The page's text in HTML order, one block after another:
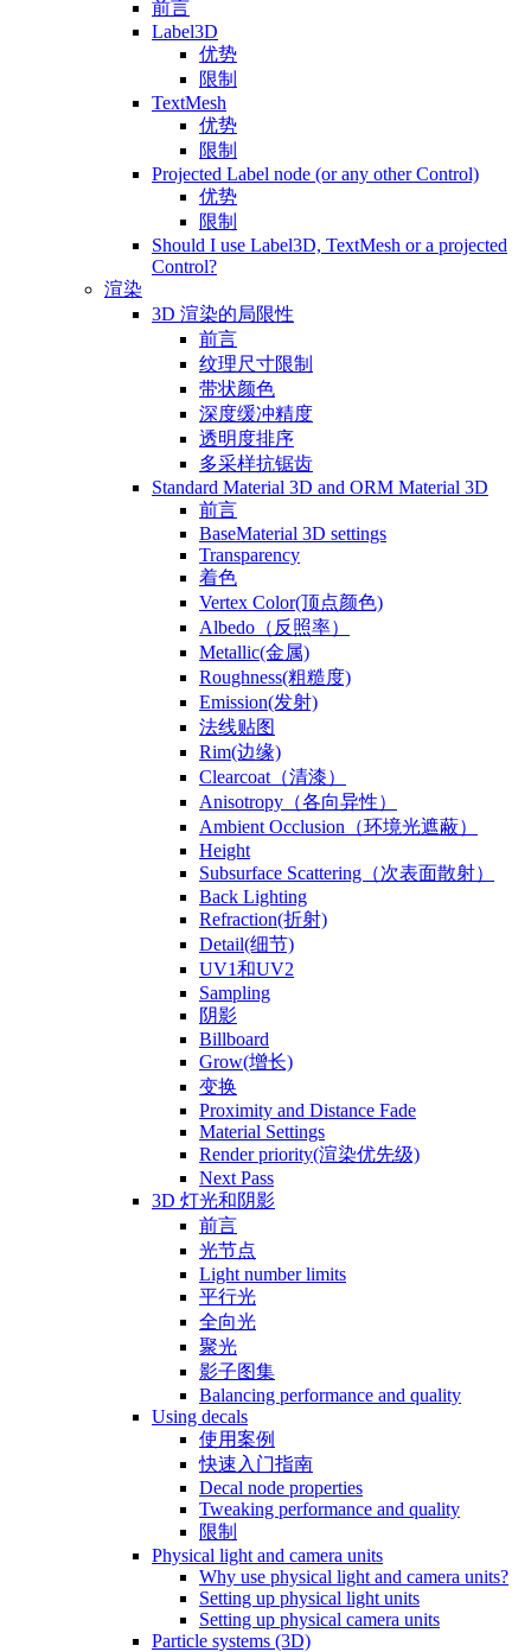
前言
Label3D
优势
限制
TextMesh
优势
限制
Projected Label node (or any other Control)
优势
限制
Should I use Label3D, TextMesh or a projected
Control?
渲染
3D 渲染的局限性
前言
纹理尺寸限制
带状颜色
深度缓冲精度
透明度排序
多采样抗锯齿
Standard Material 3D and ORM Material 3D
前言
BaseMaterial 3D settings
Transparency
着色
Vertex Color(顶点颜色)
Albedo（反照率）
Metallic(金属)
Roughness(粗糙度)
Emission(发射)
法线贴图
Rim(边缘)
Clearcoat（清漆）
Anisotropy（各向异性）
Ambient Occlusion（环境光遮蔽）
Height
Subsurface Scattering（次表面散射）
Back Lighting
Refraction(折射)
Detail(细节)
UV1和UV2
Sampling
阴影
Billboard
Grow(增长)
变换
Proximity and Distance Fade
Material Settings
Render priority(渲染优先级)
Next Pass
3D 灯光和阴影
前言
光节点
Light number limits
平行光
全向光
聚光
影子图集
Balancing performance and quality
Using decals
使用案例
快速入门指南
Decal node properties
Tweaking performance and quality
限制
Physical light and camera units
Why use physical light and camera units?
Setting up physical light units
Setting up physical camera units
Particle systems (3D)